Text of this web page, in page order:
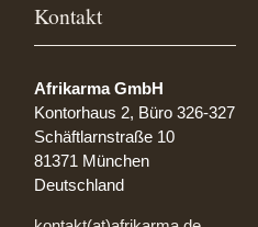
Kontakt
Afrikarma GmbH
Kontorhaus 2, Büro 326-327
Schäftlarnstraße 10
81371 München
Deutschland